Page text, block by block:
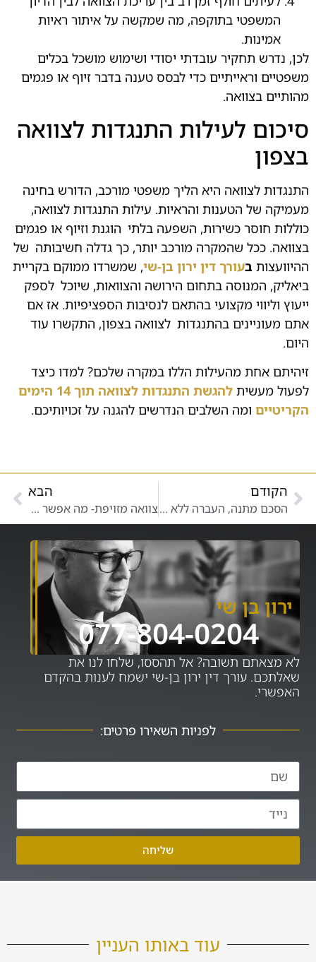
המשפטי בתוקפה, מה שמקשה על איתור ראיות
אמינות.
לכן, נדרש תחקיר עובדתי יסודי ושימוש מושכל בכלים
משפטיים וראייתיים כדי לבסס טענה בדבר זיוף או פגמים
מהותיים בצוואה.
סיכום לעילות התנגדות לצוואה
בצפון
התנגדות לצוואה היא הליך משפטי מורכב, הדורש בחינה
מעמיקה של הטענות והראיות. עילות התנגדות לצוואה,
כוללות חוסר כשירות, השפעה בלתי הוגנת וזיוף או פגמים
בצוואה. ככל שהמקרה מורכב יותר, כך גדלה חשיבותה של
ההיוועצות בעורך דין ירון בן-שי, שמשרדו ממוקם בקריית
ביאליק, המנוסה בתחום הירושה והצוואות, שיוכל לספק
ייעוץ וליווי מקצועי בהתאם לנסיבות הספציפיות. אז אם
אתם מעוניינים בהתנגדות לצוואה בצפון, התקשרו עוד
היום.
זיהיתם אחת מהעילות הללו במקרה שלכם? למדו כיצד
לפעול מעשית
להגשת התנגדות לצוואה תוך 14 הימים
הקריטיים ומה השלבים הנדרשים להגנה על זכויותיכם.
הקודם
הסכם מתנה, העברה ללא תמורה
הבא
צוואה מזויפת- מה אפשר לעשות?
ירון בן שי
077-804-0204
לא מצאתם תשובה? אל תהססו, שלחו לנו את
שאלתכם. עורך דין ירון בן-שי ישמח לענות בהקדם
האפשרי.
לפניות השאירו פרטים:
שליחה
עוד באותו העניין